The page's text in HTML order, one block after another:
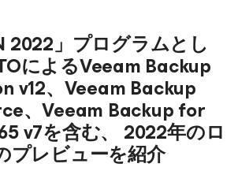
2022」プログラムとし
によるVeeam Backup
v12、Veeam Backup
、Veeam Backup for
v7を含む、 2022年のロ
プレビューを紹介